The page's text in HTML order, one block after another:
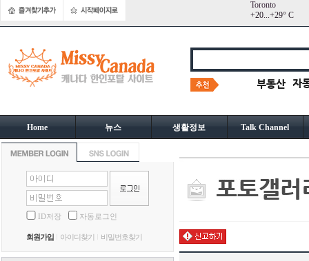
Toronto
+20...+29° C
Home 뉴스 생활정보 Talk Channel
ID저장 자동로그인
회원가입 아이디찾기 비밀번호찾기